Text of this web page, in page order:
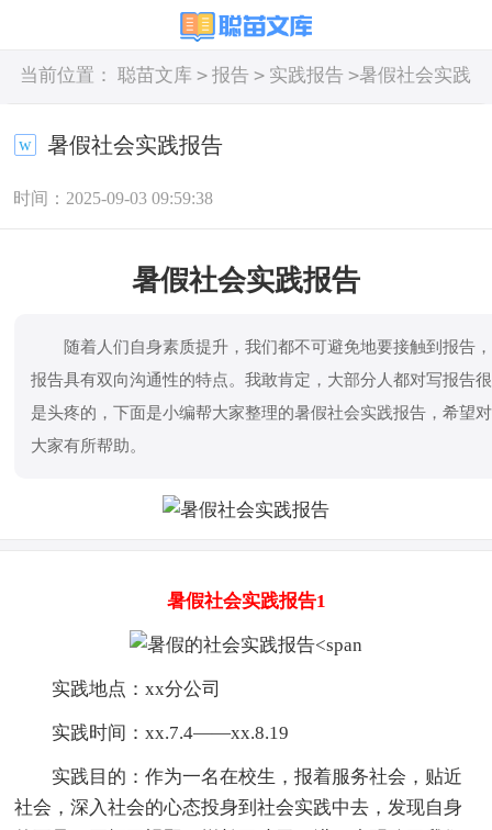
当前位置： 聪苗文库 > 报告 > 实践报告 >暑假社会实践
暑假社会实践报告
时间：2025-09-03 09:59:38
暑假社会实践报告
随着人们自身素质提升，我们都不可避免地要接触到报告，
报告具有双向沟通性的特点。我敢肯定，大部分人都对写报告很
是头疼的，下面是小编帮大家整理的暑假社会实践报告，希望对
大家有所帮助。
暑假社会实践报告1
实践地点：xx分公司
实践时间：xx.7.4——xx.8.19
实践目的：作为一名在校生，报着服务社会，贴近
社会，深入社会的心态投身到社会实践中去，发现自身